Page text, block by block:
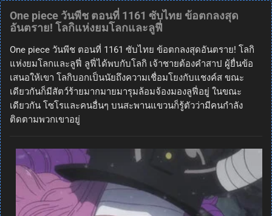
One piece วันพีช ตอนที่ 1161 ซับไทย ข้อตกลงสุด
อันตราย! โลกิแห่งยมโลกและลูฟี่
One piece วันพีช ตอนที่ 1161 ซับไทย ข้อตกลงสุดอันตราย! โลกิ
แห่งยมโลกและลูฟี่ ลูฟี่ได้พบกับโลกิ เจ้าชายต้องคำสาป ผู้ยื่นข้อ
เสนอให้เขา โลกิบอกเป็นนัยถึงความเชื่อมโยงกับแชงค์ส ขณะ
เดียวกันก็มีสัตว์ร้ายมากมายมารุมล้อมจ้องมองลูฟี่อยู่ ในขณะ
เดียวกัน โซโรและคนอื่นๆ บนสะพานแขวนก็รู้ตัวว่ามีคนกำลัง
ติดตามพวกเขาอยู่